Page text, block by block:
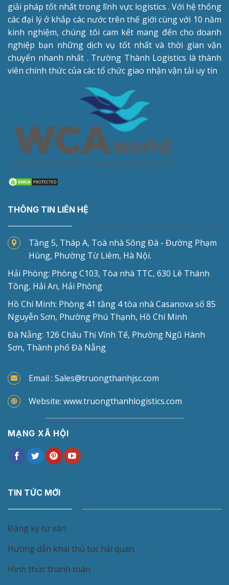
giải pháp tốt nhất trong lĩnh vực logistics . Với hệ thống
các đại lý ở khắp các nước trên thế giới cùng với 10 năm
kinh nghiệm, chúng tôi cam kết mang đến cho doanh
nghiệp bạn những dịch vụ tốt nhất và thời gian vận
chuyển nhanh nhất . Trường Thành Logistics là thành
viên chính thức của các tổ chức giao nhận vận tải uy tín
THÔNG TIN LIÊN HỆ
Tầng 5, Tháp A, Toà nhà Sông Đà - Đường Phạm
Hùng, Phường Từ Liêm, Hà Nội.
Hải Phòng: Phòng C103, Tòa nhà TTC, 630 Lê Thánh
Tông, Hải An, Hải Phòng
Hồ Chí Minh: Phòng 41 tầng 4 tòa nhà Casanova số 85
Nguyễn Sơn, Phường Phú Thạnh, Hồ Chí Minh
Đà Nẵng: 126 Châu Thị Vĩnh Tế, Phường Ngũ Hành
Sơn, Thành phố Đà Nẵng
Email : Sales@truongthanhjsc.com
Website: www.truongthanhlogistics.com
MẠNG XÃ HỘI
TIN TỨC MỚI
Đăng ký tư vấn
Hướng dẫn khai thủ tục hải quan.
Hình thức thanh toán